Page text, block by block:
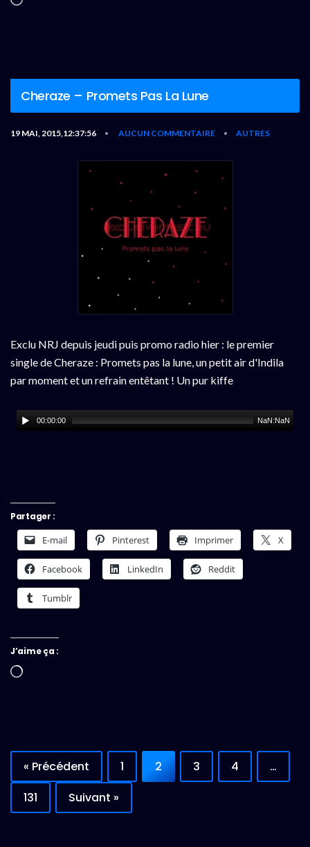
Cheraze – Promets Pas La Lune
19 MAI, 2015,12:37:56 • AUCUN COMMENTAIRE • AUTRES
Exclu NRJ depuis jeudi puis promo radio hier : le premier
single de Cheraze : Promets pas la lune, un petit air d'Indila
par moment et un refrain entêtant ! Un pur kiffe
00:00:00 NaN:NaN
Partager :
E-mail Pinterest Imprimer X
Facebook LinkedIn Reddit
Tumblr
J’aime ça :
Chargement…
« Précédent 1 2 3 4
…
131
Suivant »